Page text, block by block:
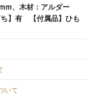
、木材：アルダー
】有 【付属品】ひも
いて